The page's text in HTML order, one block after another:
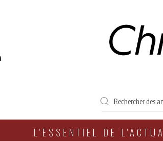
L'ESSENTIEL DE